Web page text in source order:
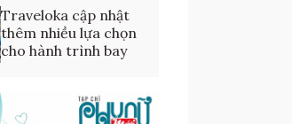
Traveloka cập nhật
thêm nhiều lựa chọn
cho hành trình bay